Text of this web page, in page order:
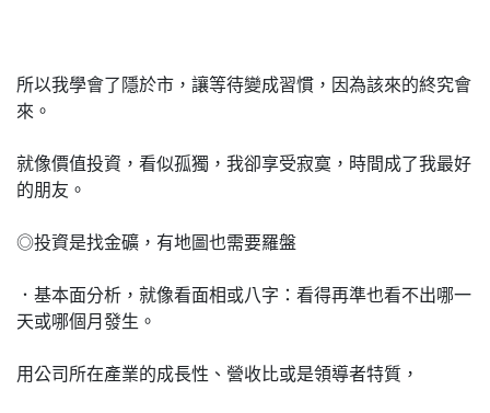
所以我學會了隱於市，讓等待變成習慣，因為該來的終究會
來。
就像價值投資，看似孤獨，我卻享受寂寞，時間成了我最好
的朋友。
◎投資是找金礦，有地圖也需要羅盤
．基本面分析，就像看面相或八字：看得再準也看不出哪一
天或哪個月發生。
用公司所在產業的成長性、營收比或是領導者特質，